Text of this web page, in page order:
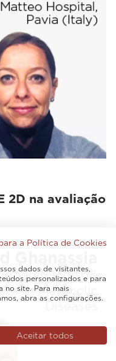
2D na avaliação
a Política de Cookies
dados de visitantes,
personalizados e para
no site. Para mais
abra as configurações.
Aceitar todos